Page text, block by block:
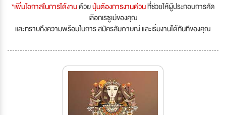
*เพิ่มโอกาสในการได้งานด้วยปุ่มต้องการงานด่วนที่ช่วยให้ผู้ประกอบการคัด
เลือกเรซูเม่ของคุณ
และทราบถึงความพร้อมในการ สมัครสัมภาษณ์ และเริ่มงานได้ทันทีของคุณ